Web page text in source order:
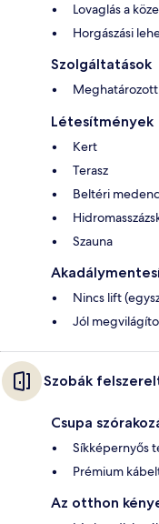
Lovaglás a
Horgászási
Szolgáltatások
Létesítmények
Kert
Terasz
Beltéri
Szauna
Nincs lift
Jól
Szobák
Csupa
Síkképernyős
Prémium
Az otthon